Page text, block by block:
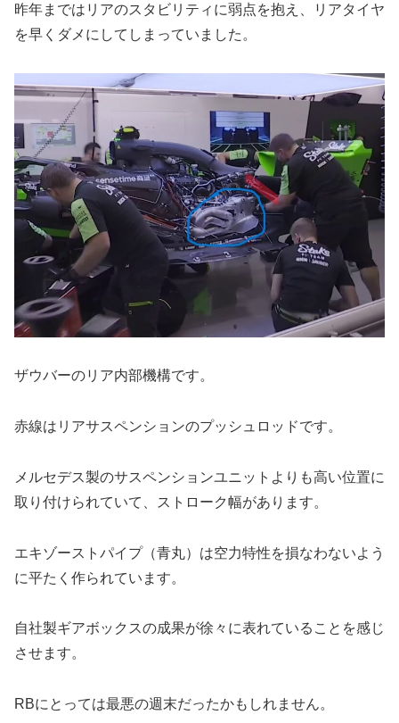
昨年まではリアのスタビリティに弱点を抱え、リアタイヤ
を早くダメにしてしまっていました。
ザウバーのリア内部機構です。
赤線はリアサスペンションのプッシュロッドです。
メルセデス製のサスペンションユニットよりも高い位置に
取り付けられていて、ストローク幅があります。
エキゾーストパイプ（青丸）は空力特性を損なわないよう
に平たく作られています。
自社製ギアボックスの成果が徐々に表れていることを感じ
させます。
RBにとっては最悪の週末だったかもしれません。